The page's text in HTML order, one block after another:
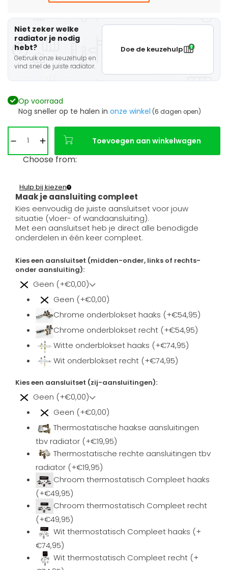
Niet zeker welke
radiator je nodig
hebt?
Gebruik onze keuzehulp en
vind snel de juiste radiator.
Doe de keuzehulp
Op voorraad
Nog sneller op te halen in onze winkel (6 dagen open)
Toevoegen aan winkelwagen
Choose from:
Maak je aansluiting compleet
Hulp bij kiezen
Kies eenvoudig de juiste aansluitset voor jouw
situatie (vloer- of wandaansluiting).
Met een aansluitset heb je direct alle benodigde
onderdelen in één keer compleet.
Kies een aansluitset (midden-onder, links of rechts-
onder aansluiting):
Geen (+€0,00)
Geen (+€0,00)
Chrome onderblokset haaks (+€54,95)
Chrome onderblokset recht (+€54,95)
Witte onderblokset haaks (+€74,95)
Wit onderblokset recht (+€74,95)
Kies een aansluitset (zij-aansluitingen):
Geen (+€0,00)
Geen (+€0,00)
Thermostatische haakse aansluitingen
tbv radiator (+€19,95)
Thermostatische rechte aansluitingen tbv
radiator (+€19,95)
Chroom thermostatisch Compleet haaks
(+€49,95)
Chroom thermostatisch Compleet recht
(+€49,95)
Wit thermostatisch Compleet haaks (+
€74,95)
Wit thermostatisch Compleet recht (+